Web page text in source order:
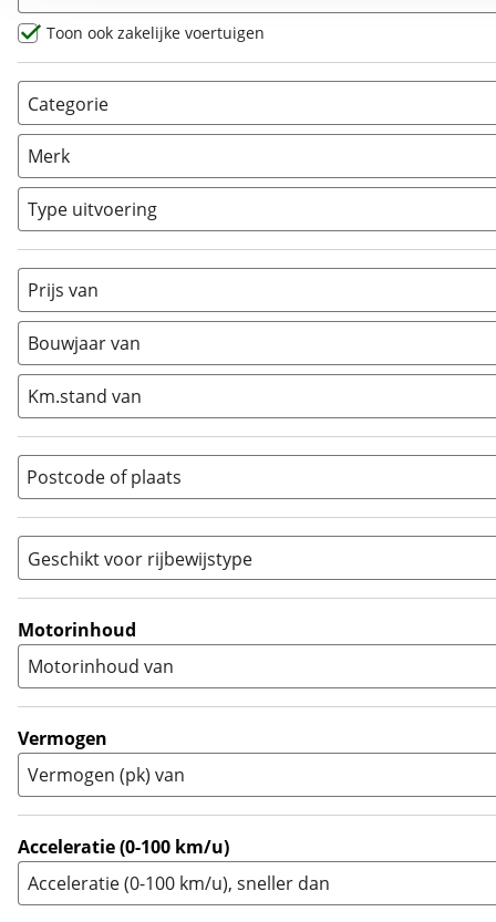
Toon ook zakelijke voertuigen
Categorie
AllRoad (14)
Chopper
Classic
Crosser (0)
Enduro
Minibike (0)
Motorscooter
Naked
Overig (0)
Racer ( 0)
Sport (0)
Sport Touring
Supermotard (0)
Supersport
Tourer (0)
Touring Enduro
Trike (0)
Zijspan 0)
Merk
Type uitvoering
Prijs van
Bouwjaar van
Km.stand van
Postcode of plaats
Geschikt voor rijbewijstype
A (8)
A1 (0)
(
Motorinhoud
Motorinhoud van
Vermogen
Vermogen (pk) van
Acceleratie (0-100 km/u)
Acceleratie (0-100 km/u), sneller dan